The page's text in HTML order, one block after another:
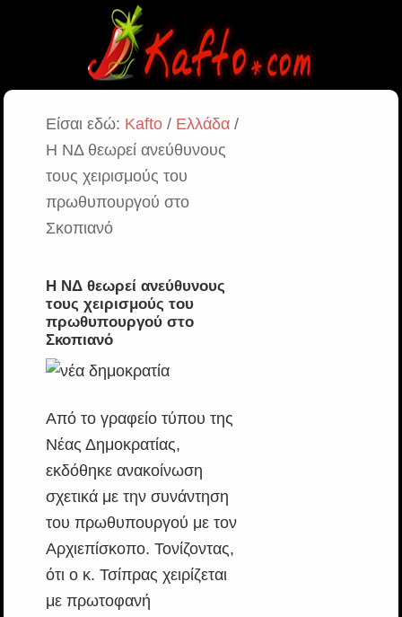
Είσαι εδώ: Kafto/ Ελλάδα/
Η ΝΔ θεωρεί ανεύθυνους
τους χειρισμούς του
πρωθυπουργού στο
Σκοπιανό
Η ΝΔ θεωρεί ανεύθυνους
τους χειρισμούς του
πρωθυπουργού στο
Σκοπιανό
Από το γραφείο τύπου της
Νέας Δημοκρατίας,
εκδόθηκε ανακοίνωση
σχετικά με την συνάντηση
του πρωθυπουργού με τον
Αρχιεπίσκοπο. Τονίζοντας,
ότι ο κ. Τσίπρας χειρίζεται
με πρωτοφανή